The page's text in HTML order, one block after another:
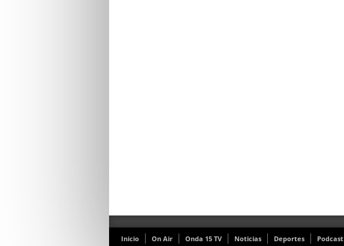
Inicio On Air Onda 15 TV Noticias Deportes Podcast